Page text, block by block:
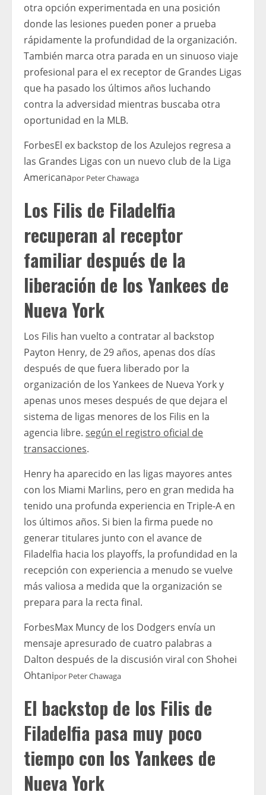
otra opción experimentada en una posición
donde las lesiones pueden poner a prueba
rápidamente la profundidad de la organización.
También marca otra parada en un sinuoso viaje
profesional para el ex receptor de Grandes Ligas
que ha pasado los últimos años luchando
contra la adversidad mientras buscaba otra
oportunidad en la MLB.
ForbesEl ex backstop de los Azulejos regresa a
las Grandes Ligas con un nuevo club de la Liga
Americanapor Peter Chawaga
Los Filis de Filadelfia
recuperan al receptor
familiar después de la
liberación de los Yankees de
Nueva York
Los Filis han vuelto a contratar al backstop
Payton Henry, de 29 años, apenas dos días
después de que fuera liberado por la
organización de los Yankees de Nueva York y
apenas unos meses después de que dejara el
sistema de ligas menores de los Filis en la
agencia libre. según el registro oficial de
transacciones.
Henry ha aparecido en las ligas mayores antes
con los Miami Marlins, pero en gran medida ha
tenido una profunda experiencia en Triple-A en
los últimos años. Si bien la firma puede no
generar titulares junto con el avance de
Filadelfia hacia los playoffs, la profundidad en la
recepción con experiencia a menudo se vuelve
más valiosa a medida que la organización se
prepara para la recta final.
ForbesMax Muncy de los Dodgers envía un
mensaje apresurado de cuatro palabras a
Dalton después de la discusión viral con Shohei
Ohtanipor Peter Chawaga
El backstop de los Filis de
Filadelfia pasa muy poco
tiempo con los Yankees de
Nueva York